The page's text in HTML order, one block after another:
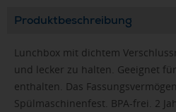
Produktbeschreibung
Lunchbox mit dichtem
und lecker zu halten. Geeignet
enthalten. Das
Spülmaschinenfest. BPA-frei. 2